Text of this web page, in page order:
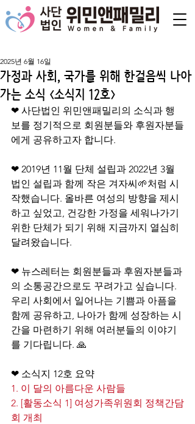
가정과 사회, 국가를 위해 한걸음씩 나아
가는 소식 <소식지 12호>
2025년 6월 16일
❤ 사단법인 위민앤패밀리의 소식과 행
보를 정기적으로 회원분들와 후원자분들
에게 공유하고자 합니다.
❤ 2019년 11월 단체 설립과 2022년 3월
법인 설립과 함께 작은 겨자씨🌱처럼 시
작했습니다. 올바른 여성의 방향을 제시
하고 싶었고, 건강한 가정을 세워나가기
위한 단체가 되기 위해 지금까지 열심히
달려왔습니다.
❤ 뉴스레터는 회원분들과 후원자분들과
의 소통공간으로도 꾸려가고 싶습니다.
우리 사회에서 일어나는 기쁨과 아픔을
함께 공유하고, 나아가 함께 성장하는 시
간을 마련하기 위해 여러분들의 이야기
를 기다립니다. 🙏
❤ 소식지 12호 요약
1. 이 달의 아름다운 사람들
2. [활동소식 1] 여성가족위원회 정책간담
회 개최